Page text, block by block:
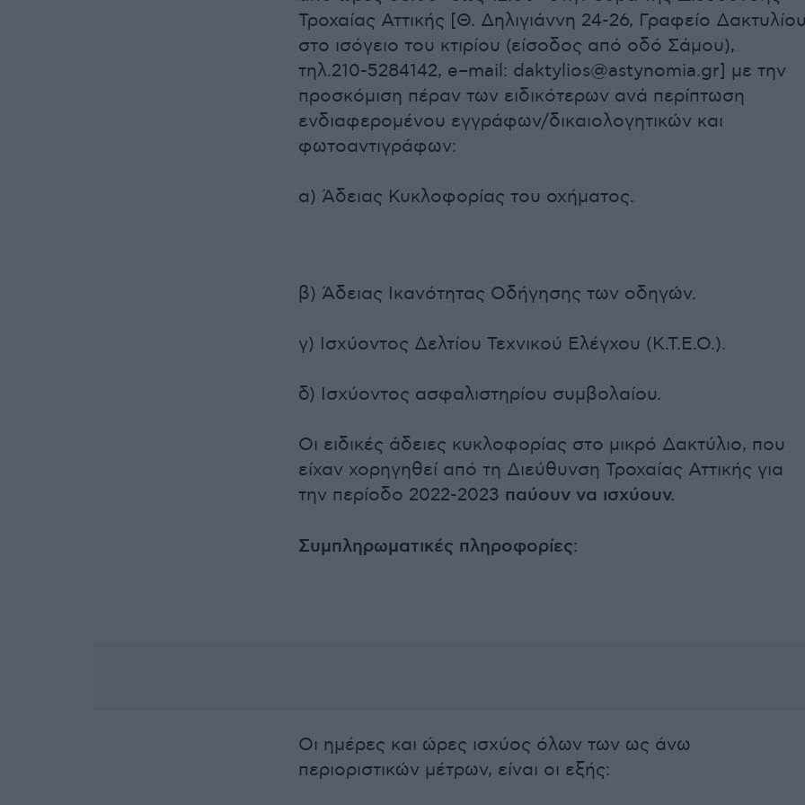
Τροχαίας Αττικής [Θ. Δηλιγιάννη 24-26, Γραφείο
στο ισόγειο του κτιρίου (είσοδος από οδό Σάμου),
τηλ.210-5284142, e–mail: daktylios@astynomia.gr] με την
προσκόμιση πέραν των ειδικότερων ανά περίπτωση
ενδιαφερομένου εγγράφων/δικαιολογητικών και
φωτοαντιγράφων:
α) Άδειας Κυκλοφορίας του οχήματος.
β) Άδειας Ικανότητας Οδήγησης των οδηγών.
γ) Ισχύοντος Δελτίου Τεχνικού Ελέγχου (Κ.Τ.Ε.Ο.).
δ) Ισχύοντος ασφαλιστηρίου συμβολαίου.
Οι ειδικές άδειες κυκλοφορίας στο μικρό Δακτύλιο, που
είχαν χορηγηθεί από τη Διεύθυνση Τροχαίας Αττικής για
την περίοδο 2022-2023 παύουν να ισχύουν.
Συμπληρωματικές πληροφορίες:
Οι ημέρες και ώρες ισχύος όλων των ως άνω
περιοριστικών μέτρων, είναι οι εξής: